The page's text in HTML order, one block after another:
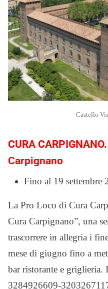
Castello
CURA
Carpignano
Fino al 19 settembre
La Pro Loco di Cura
Cura Carpignano”, una
trascorrere in allegria i
mese di giugno fino a
bar ristorante e griglieria.
3284926609-